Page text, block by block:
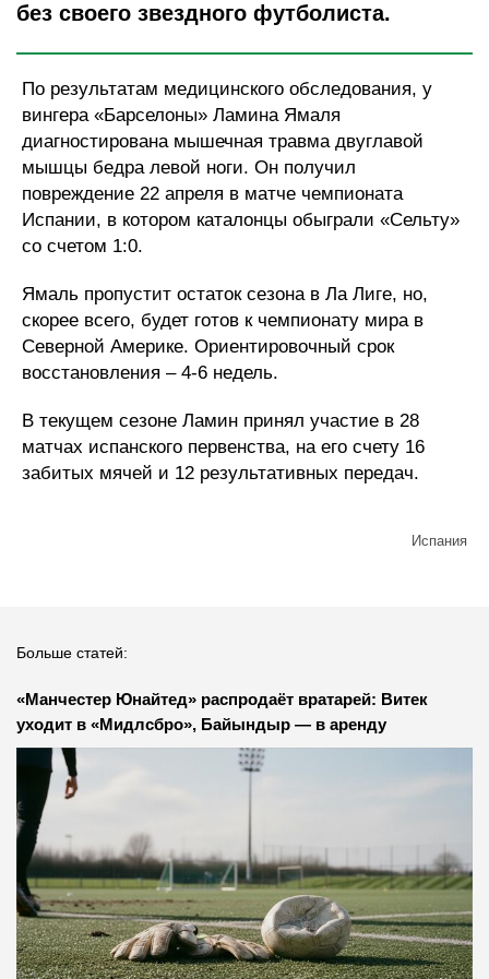
без своего звездного футболиста.
По результатам медицинского обследования, у
вингера «Барселоны» Ламина Ямаля
диагностирована мышечная травма двуглавой
мышцы бедра левой ноги. Он получил
повреждение 22 апреля в матче чемпионата
Испании, в котором каталонцы обыграли «Сельту»
со счетом 1:0.
Ямаль пропустит остаток сезона в Ла Лиге, но,
скорее всего, будет готов к чемпионату мира в
Северной Америке. Ориентировочный срок
восстановления – 4-6 недель.
В текущем сезоне Ламин принял участие в 28
матчах испанского первенства, на его счету 16
забитых мячей и 12 результативных передач.
Испания
Больше статей:
«Манчестер Юнайтед» распродаёт вратарей: Витек
уходит в «Мидлсбро», Байындыр — в аренду